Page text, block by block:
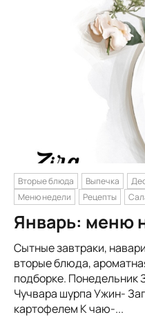
Вторые блюда Выпечка
Меню недели
Рецепты
Январь: меню
Сытные завтраки,
вторые блюда,
подборке. Понедельник
Чучвара шурпа Ужин-
картофелем К чаю-...